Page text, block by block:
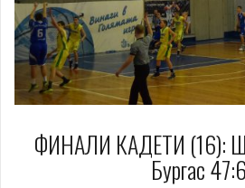
ФИНАЛИ КАДЕТИ (16):
Бургас